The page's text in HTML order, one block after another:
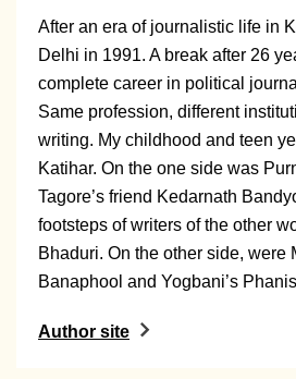
After an era of journalistic life in
Delhi in 1991. A break after 26
complete career in political
Same profession, different
writing. My childhood and teen
Katihar. On the one side was
Tagore’s friend Kedarnath
footsteps of writers of the other
Bhaduri. On the other side, were
Banaphool and Yogbani’s
Author site